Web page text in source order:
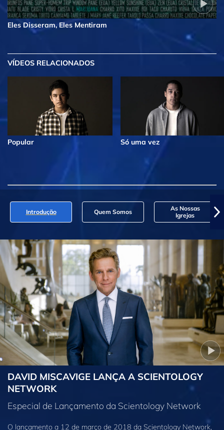
Eles Disseram, Eles Mentiram
VÍDEOS RELACIONADOS
Popular Só uma vez
Introdução Quem Somos
As Nossas
Igrejas
DAVID MISCAVIGE LANÇA A SCIENTOLOGY
NETWORK
Especial de Lançamento da Scientology Network
O lançamento a 12 de março de 2018 da Scientology Network,